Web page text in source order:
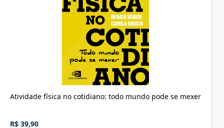
Atividade física no cotidiano: todo mundo pode se mexer
R$ 39,90